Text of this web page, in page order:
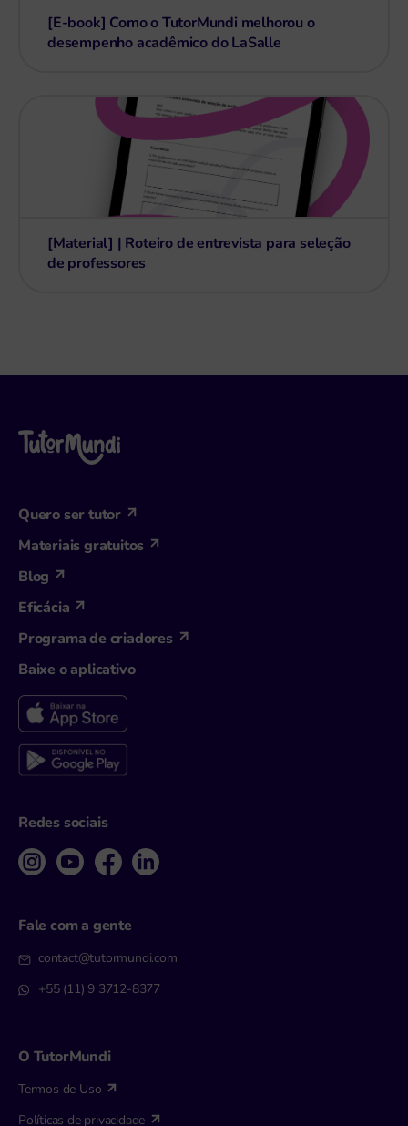
[E-book] Como o TutorMundi melhorou o
desempenho acadêmico do LaSalle
[Material] | Roteiro de entrevista para seleção
de professores
Quero ser tutor
Materiais gratuitos
Blog
Eficácia
Programa de criadores
Baixe o aplicativo
Redes sociais
Fale com a gente
contact@tutormundi.com
+55 (11) 9 3712-8377
O TutorMundi
Termos de Uso
Políticas de privacidade